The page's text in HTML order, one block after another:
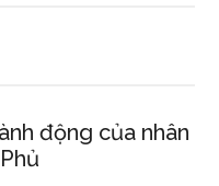
động của nhân